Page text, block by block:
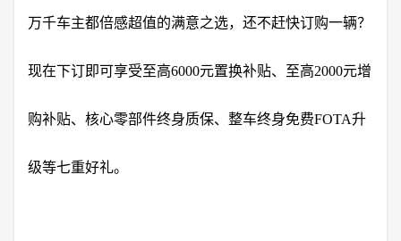
万千车主都倍感超值的满意之选，还不赶快订购一辆？
现在下订即可享受至高6000元置换补贴、至高2000元增
购补贴、核心零部件终身质保、整车终身免费FOTA升
级等七重好礼。